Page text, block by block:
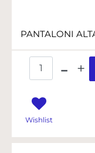
Wishlist